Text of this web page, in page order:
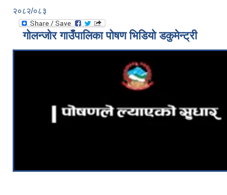
२०८२/०८३
गोलन्जोर गाउँपालिका पोषण भिडियो डकुमेन्ट्री